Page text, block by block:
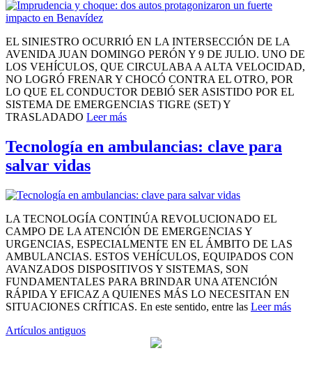
EL SINIESTRO OCURRIÓ EN LA INTERSECCIÓN DE LA
AVENIDA JUAN DOMINGO PERÓN Y 9 DE JULIO. UNO DE
LOS VEHÍCULOS, QUE CIRCULABA A ALTA VELOCIDAD,
NO LOGRÓ FRENAR Y CHOCÓ CONTRA EL OTRO, POR
LO QUE EL CONDUCTOR DEBIÓ SER ASISTIDO POR EL
SISTEMA DE EMERGENCIAS TIGRE (SET) Y
TRASLADADO Leer más
Tecnología en ambulancias: clave para
salvar vidas
LA TECNOLOGÍA CONTINÚA REVOLUCIONADO EL
CAMPO DE LA ATENCIÓN DE EMERGENCIAS Y
URGENCIAS, ESPECIALMENTE EN EL ÁMBITO DE LAS
AMBULANCIAS. ESTOS VEHÍCULOS, EQUIPADOS CON
AVANZADOS DISPOSITIVOS Y SISTEMAS, SON
FUNDAMENTALES PARA BRINDAR UNA ATENCIÓN
RÁPIDA Y EFICAZ A QUIENES MÁS LO NECESITAN EN
SITUACIONES CRÍTICAS. En este sentido, entre las Leer más
Navegación
Artículos antiguos